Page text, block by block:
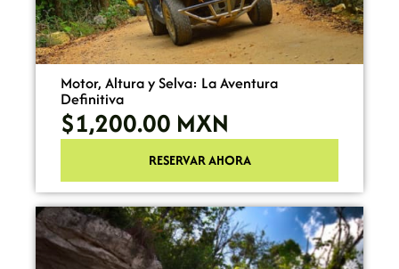
Motor, Altura y Selva: La Aventura
Definitiva
$1,200.00 MXN
RESERVAR AHORA